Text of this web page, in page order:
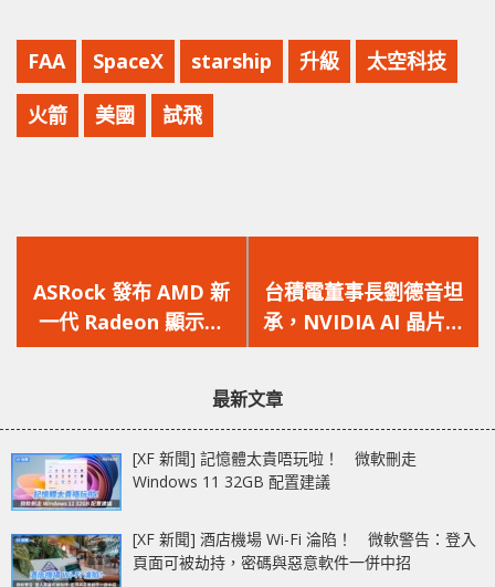
FAA SpaceX starship 升級 太空科技
火箭 美國 試飛
一
篇
文
ASRock 發布 AMD 新
一代 Radeon 顯示卡
RX 7800 XT/ RX 7700
一
篇
文
台積電董事長劉德音坦
承，NVIDIA AI 晶片還
會持續短缺至少 1.5 年
最新文章
[XF 新聞] 記憶體太貴唔玩啦！ 微軟刪走
Windows 11 32GB 配置建議
[XF 新聞] 酒店機場 Wi-Fi 淪陷！ 微軟警告：登入
頁面可被劫持，密碼與惡意軟件一併中招